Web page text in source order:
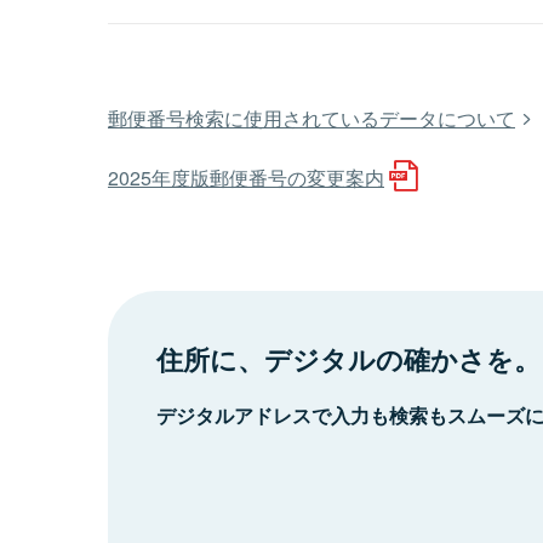
郵便番号検索に使用されているデータについて
2025年度版郵便番号の変更案内
住所に、デジタルの確かさを。
デジタルアドレスで入力も検索もスムーズ